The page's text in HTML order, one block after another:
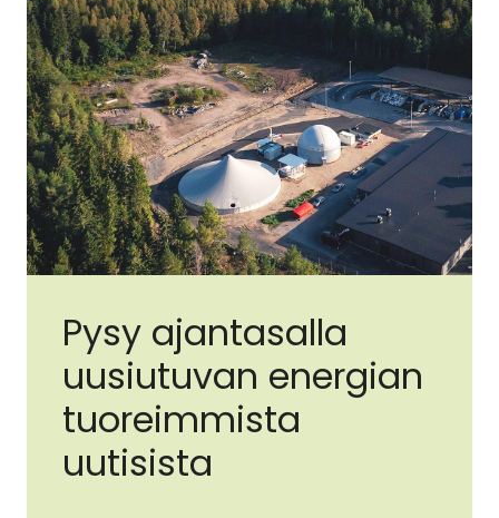
Pysy ajantasalla
uusiutuvan energian
tuoreimmista
uutisista